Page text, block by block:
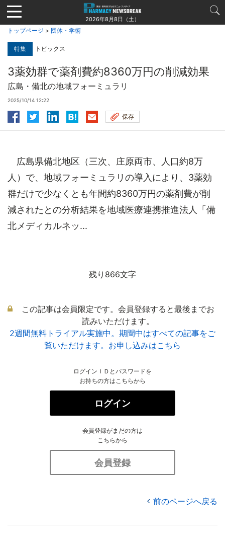
Jump
to
navigation
2026年8月8日（土）
トップページ > 団体・学術
特集 トピックス
3薬効群で薬剤費約8360万円の削減効果
広島・備北の地域フォーミュラリ
2025/10/14 12:22
保存
広島県備北地区（三次、庄原両市、人口約8万
人）で、地域フォーミュラリの導入により、3薬効
群だけで少なくとも年間約8360万円の薬剤費が削
減されたとの分析結果を地域医療連携推進法人「備
北メディカルネッ...
残り866文字
この記事は会員限定です。会員登録すると最後までお
読みいただけます。
2週間無料トライアル実施中。期間中はすべての記事をご
覧いただけます。お申し込みはこちら
ログインＩＤとパスワードを
お持ちの方はこちらから
ログイン
会員登録がまだの方は
こちらから
会員登録
前のページへ戻る